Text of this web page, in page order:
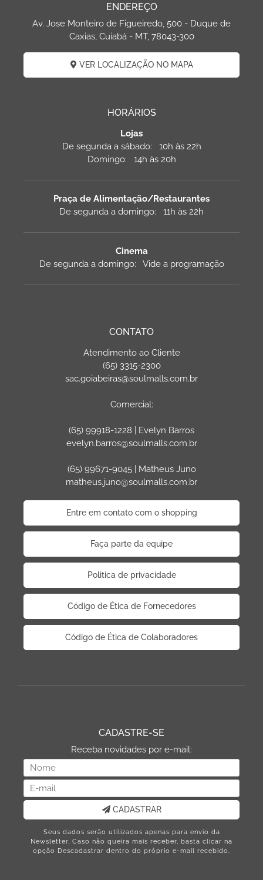
ENDEREÇO
Av. Jose Monteiro de Figueiredo, 500 - Duque de
Caxias, Cuiabá - MT, 78043-300
VER LOCALIZAÇÃO NO MAPA
HORÁRIOS
Lojas
De segunda a sábado: 10h às 22h
Domingo: 14h às 20h
Praça de Alimentação/Restaurantes
De segunda a domingo: 11h às 22h
Cinema
De segunda a domingo: Vide a programação
CONTATO
Atendimento ao Cliente
(65) 3315-2300
sac.goiabeiras@soulmalls.com.br
Comercial:
(65) 99918-1228 | Evelyn Barros
evelyn.barros@soulmalls.com.br
(65) 99671-9045 | Matheus Juno
matheus.juno@soulmalls.com.br
Entre em contato com o shopping
Faça parte da equipe
Politica de privacidade
Código de Ética de Fornecedores
Código de Ética de Colaboradores
CADASTRE-SE
Receba novidades por e-mail:
CADASTRAR
Seus dados serão utilizados apenas para envio da
Newsletter. Caso não queira mais receber, basta clicar na
opção Descadastrar dentro do próprio e-mail recebido.